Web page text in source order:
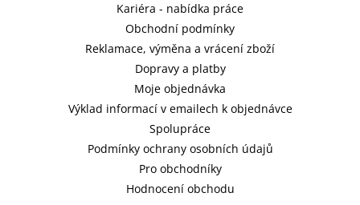
Kariéra - nabídka práce
Obchodní podmínky
Reklamace, výměna a vrácení zboží
Dopravy a platby
Moje objednávka
Výklad informací v emailech k objednávce
Spolupráce
Podmínky ochrany osobních údajů
Pro obchodníky
Hodnocení obchodu